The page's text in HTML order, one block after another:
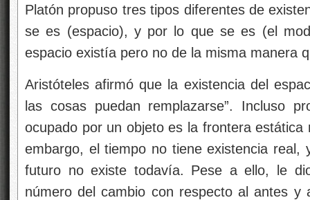
Platón propuso tres tipos diferentes de
se es (espacio), y por lo que se es (el
espacio existía pero no de la misma manera
Aristóteles afirmó que la existencia del
las cosas puedan remplazarse”. Incluso
ocupado por un objeto es la frontera estática
embargo, el tiempo no tiene existencia
futuro no existe todavía. Pese a ello, le
número del cambio con respecto al antes y